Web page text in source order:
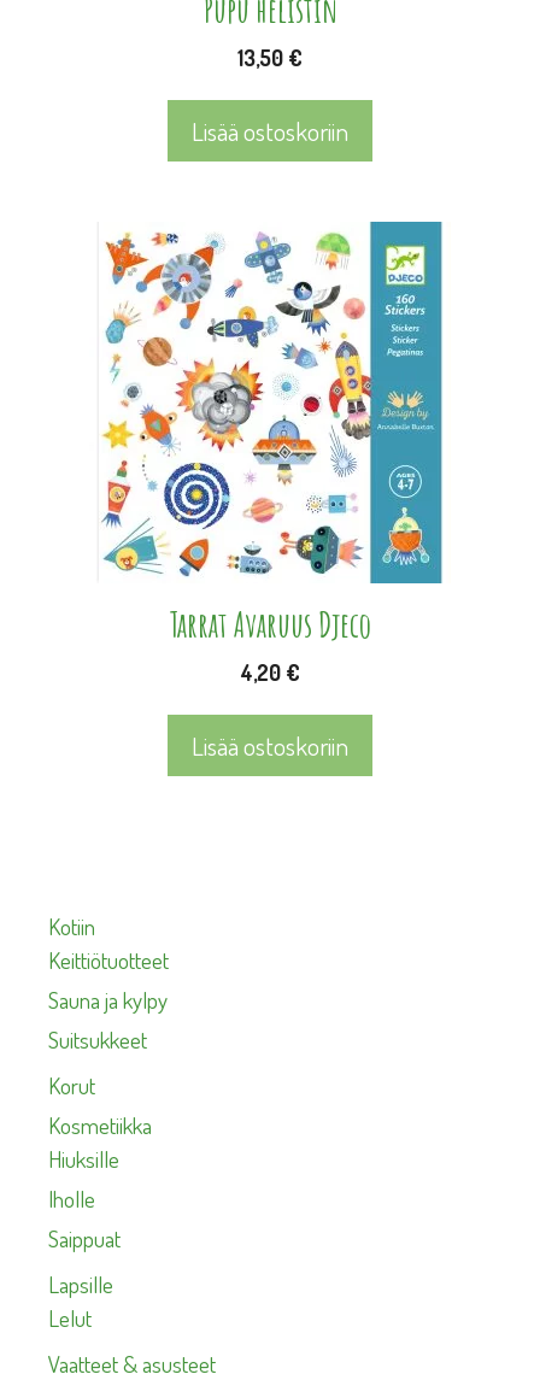
Pupu helistin
13,50 €
Lisää ostoskoriin
Tarrat Avaruus Djeco
4,20 €
Lisää ostoskoriin
Kotiin
Keittiötuotteet
Sauna ja kylpy
Suitsukkeet
Korut
Kosmetiikka
Hiuksille
Iholle
Saippuat
Lapsille
Lelut
Vaatteet & asusteet